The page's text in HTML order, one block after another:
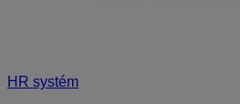
HR systém